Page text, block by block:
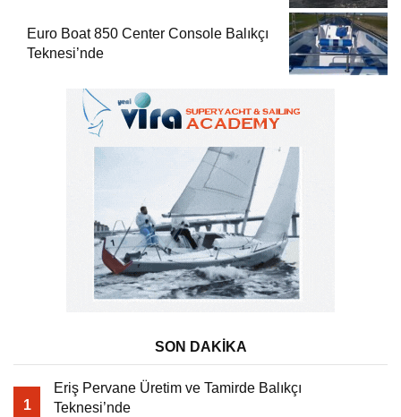
Euro Boat 850 Center Console Balıkçı
Teknesi’nde
SON DAKİKA
1
Eriş Pervane Üretim ve Tamirde Balıkçı
Teknesi’nde